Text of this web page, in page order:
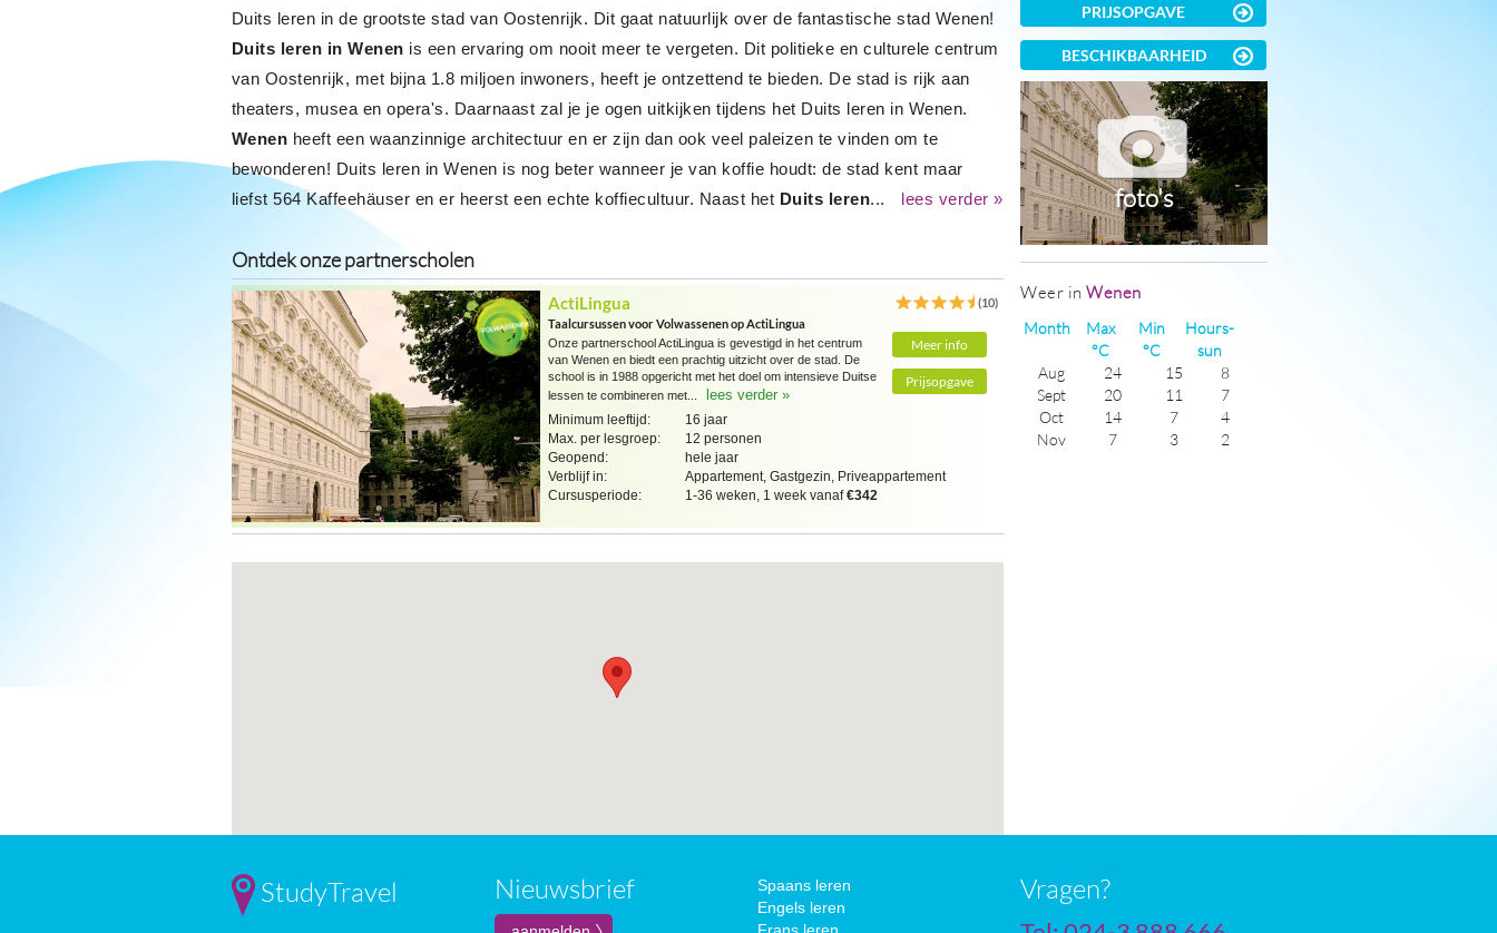
Duits leren in de grootste stad van Oostenrijk. Dit gaat natuurlijk over de fantastische stad Wenen!
Duits leren in Wenen is een ervaring om nooit meer te vergeten. Dit politieke en culturele centrum
van Oostenrijk, met bijna 1.8 miljoen inwoners, heeft je ontzettend te bieden. De stad is rijk aan
theaters, musea en opera's. Daarnaast zal je je ogen uitkijken tijdens het Duits leren in Wenen.
Wenen heeft een waanzinnige architectuur en er zijn dan ook veel paleizen te vinden om te
bewonderen! Duits leren in Wenen is nog beter wanneer je van koffie houdt: de stad kent maar
liefst 564 Kaffeehäuser en er heerst een echte koffiecultuur. Naast het Duits leren... lees verder »
Ontdek onze partnerscholen
ActiLingua
(10)
Taalcursussen voor Volwassenen op ActiLingua
Meer info
Prijsopgave
Onze partnerschool ActiLingua is gevestigd in het centrum
van Wenen en biedt een prachtig uitzicht over de stad. De
school is in 1988 opgericht met het doel om intensieve Duitse
lessen te combineren met...
lees verder »
Minimum leeftijd:
16 jaar
Max. per lesgroep:
12 personen
Geopend:
hele jaar
Verblijf in:
Appartement, Gastgezin, Priveappartement
Cursusperiode:
1-36 weken, 1 week vanaf€342
PRIJSOPGAVE
BESCHIKBAARHEID
foto's
Weer inWenen
Month
Max
°C
Min
°C
Hours-
sun
Aug
24 15
8
Sept
20 11
7
Oct
14 7
4
Nov
7 3
2
StudyTravel Nieuwsbrief
Spaans leren
Engels leren
Vragen?